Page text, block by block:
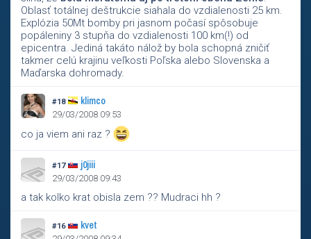
Oblasť totálnej deštrukcie siahala do vzdialenosti 25 km.
Explózia 50Mt bomby pri jasnom počasí spôsobuje
popáleniny 3 stupňa do vzdialenosti 100 km(!) od
epicentra. Jediná takáto nálož by bola schopná zničiť
takmer celú krajinu veľkosti Poľska alebo Slovenska a
Maďarska dohromady.
#18 klimco
29/03/2008 09:53
co ja viem ani raz ?
#17 j0jiii
29/03/2008 09:43
a tak kolko krat obisla zem ?? Mudraci hh ?
#16 kvet